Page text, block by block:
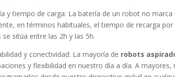
y tiempo de carga: La batería de un robot no
en términos habituales, el tiempo de recarga
sitúa entre las 2h y las 5h.
y conectividad: La mayoría de robots
y flexibilidad en nuestro día a día. A